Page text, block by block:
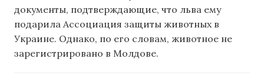
документы, подтверждающие, что льва ему
подарила Ассоциация защиты животных в
Украине. Однако, по его словам, животное не
зарегистрировано в Молдове.